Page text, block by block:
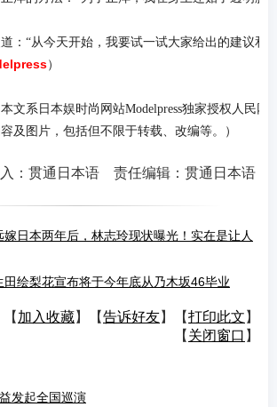
：“从今天开始，我要试一试大家给出的建议和
）
本文系日本娱时尚网站Modelpress独家授权人民
及图片，包括但不限于转载、改编等。）
：贯通日本语 责任编辑：贯通日本语
嫁日本两年后，林志玲现状曝光！实在是让人
田绘梨花宣布将于今年底从乃木坂46毕业
【 加入收藏】【告诉好友】【打印此文 】
【 关闭窗口 】
发起全国巡演